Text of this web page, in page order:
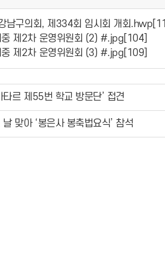
남구의회, 제334회 임시회 개회.hwp
제2차 운영위원회 (2) #.jpg [104]
제2차 운영위원회 (3) #.jpg [109]
타르 제55번 학교 방문단’ 접견
맞아 ‘봉은사 봉축법요식’ 참석